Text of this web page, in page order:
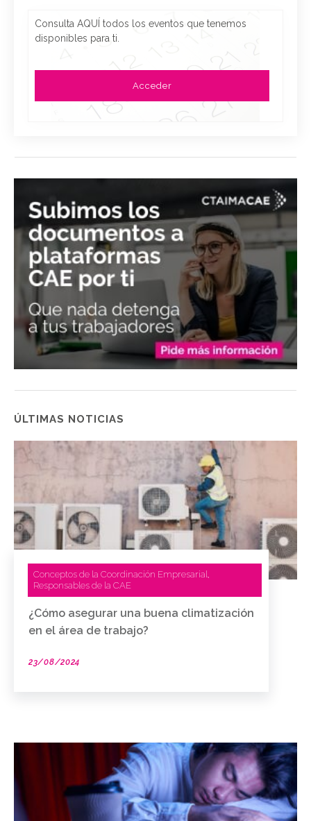
Consulta AQUÍ todos los eventos que tenemos
disponibles para ti.
Acceder
ÚLTIMAS NOTICIAS
Conceptos de la Coordinación Empresarial ,
Responsables de la CAE
¿Cómo asegurar una buena climatización
en el área de trabajo?
23/08/2024